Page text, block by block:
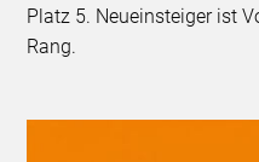
Platz 5. Neueinsteiger ist
Rang.